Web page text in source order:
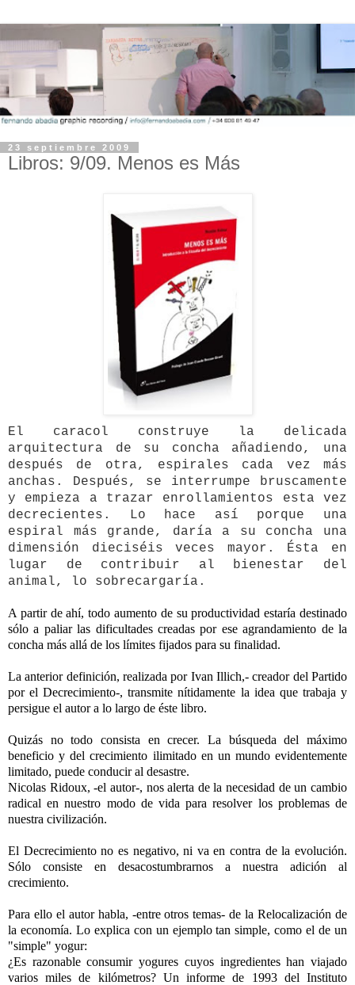
23 septiembre 2009
Libros: 9/09. Menos es Más
El caracol construye la delicada
arquitectura de su concha añadiendo, una
después de otra, espirales cada vez más
anchas. Después, se interrumpe bruscamente
y empieza a trazar enrollamientos esta vez
decrecientes. Lo hace así porque una
espiral más grande, daría a su concha una
dimensión dieciséis veces mayor. Ésta en
lugar de contribuir al bienestar del
animal, lo sobrecargaría.
A partir de ahí, todo aumento de su productividad estaría destinado
sólo a paliar las dificultades creadas por ese agrandamiento de la
concha más allá de los límites fijados para su finalidad.
La anterior definición, realizada por Ivan Illich,- creador del Partido
por el Decrecimiento-, transmite nítidamente la idea que trabaja y
persigue el autor a lo largo de éste libro.
Quizás no todo consista en crecer. La búsqueda del máximo
beneficio y del crecimiento ilimitado en un mundo evidentemente
limitado, puede conducir al desastre.
Nicolas Ridoux, -el autor-, nos alerta de la necesidad de un cambio
radical en nuestro modo de vida para resolver los problemas de
nuestra civilización.
El Decrecimiento no es negativo, ni va en contra de la evolución.
Sólo consiste en desacostumbrarnos a nuestra adición al
crecimiento.
Para ello el autor habla, -entre otros temas- de la Relocalización de
la economía. Lo explica con un ejemplo tan simple, como el de un
"simple" yogur:
¿Es razonable consumir yogures cuyos ingredientes han viajado
varios miles de kilómetros? Un informe de 1993 del Instituto